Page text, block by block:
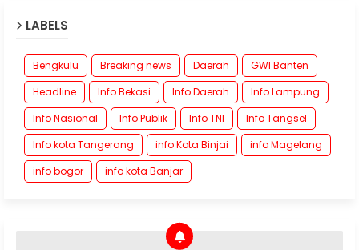
LABELS
Bengkulu Breaking news Daerah
GWI Banten
Headline
Info Bekasi Info Daerah
Info Lampung
Info Nasional
Info Publik Info TNI
Info Tangsel
Info kota Tangerang
info Kota Binjai
info Magelang
info bogor
info kota Banjar